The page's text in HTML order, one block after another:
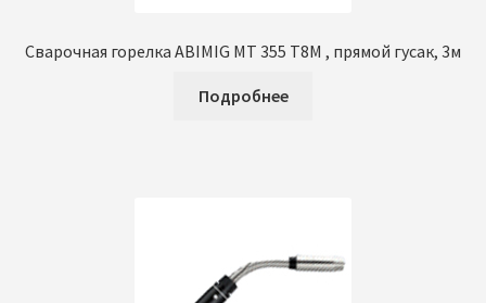
Сварочная горелка ABIMIG MT 355 Т8М , прямой гусак, 3м
Подробнее